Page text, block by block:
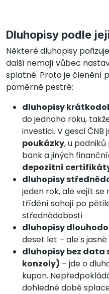
Dluhopisy podle
Některé dluhopisy
další nemají vůbec
splatné. Proto je členění
poměrně pestré:
dluhopisy
do jednoho roku,
investici. V gesci ČNB
poukázky, u podniků
bank a jiných
depozitní
dluhopisy
jeden rok, ale vejít se
třídění sahají po
střednědobosti
dluhopisy
deset let – ale s
dluhopisy bez data
konzoly) – jde o
kupon.
dohledné době